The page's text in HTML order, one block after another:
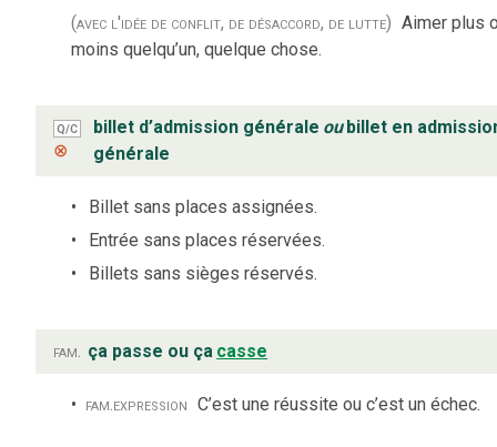
(avec l'idée de conflit, de désaccord, de lutte) Aimer plus
moins quelqu’un, quelque chose.
Q/C
⊗
billet d’admission générale ou billet en
générale
Billet sans places assignées.
Entrée sans places réservées.
Billets sans sièges réservés.
fam. ça passe ou ça casse
fam. expression C’est une réussite ou c’est un échec.